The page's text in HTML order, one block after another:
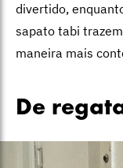
divertido,
sapato tabi
maneira mais
De